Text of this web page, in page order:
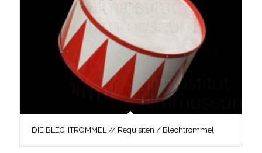
DIE BLECHTROMMEL // Requisiten / Blechtrommel